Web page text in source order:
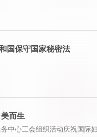
国保守国家秘密法
而生
中心工会组织活动庆祝国际